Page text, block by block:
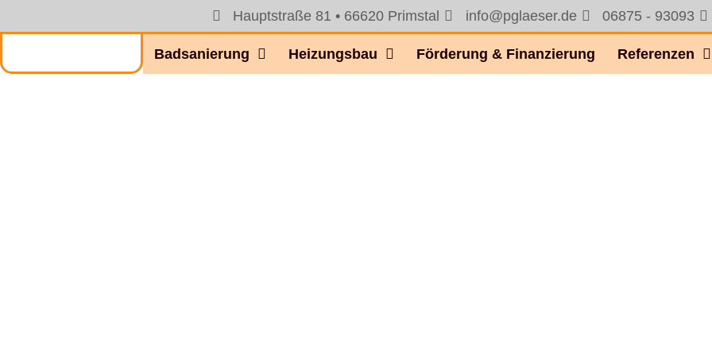
Hauptstraße 81 • 66620 Primstal info@pglaeser.de 06875 - 93093
Badsanierung Heizungsbau Förderung & Finanzierung Referenzen